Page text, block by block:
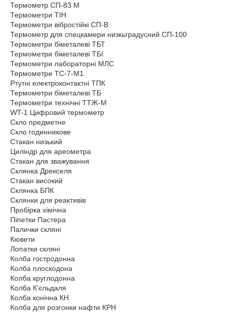
Термометр СП-83 М
Термометри ТІН
Термометри вібростійкі СП-В
Термометр для спецкамери низкьградусний СП-100
Термометри біметалеві ТБТ
Термометри біметалеві ТБІ
Термометри лабораторні МЛС
Термометри ТС-7-М1
Ртутні електроконтактні ТПК
Термометри біметалеві ТБ
Термометри технічні ТТЖ-М
WT-1 Цифровий термометр
Скло предметне
Скло годинникове
Стакан низький
Циліндр для ареометра
Стакан для зважування
Склянка Дрекселя
Стакан високий
Склянка БПК
Склянки для реактивів
Пробірка хімічна
Піпетки Пастера
Палички скляні
Кювети
Лопатки скляні
Колба гостродонна
Колба плоскодона
Колба круглодонна
Колба К'єльдаля
Колба конічна КН
Колба для розгонки нафти КРН